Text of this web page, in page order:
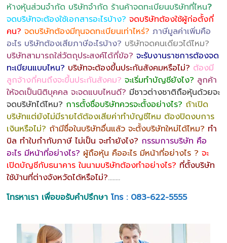
ห้างหุ้นส่วนจำกัด บริษัทจำกัด ร้านค้าจดทะเบียนบริษัทที่ไหน?
จดบริษัทจะต้องใช้เอกสารอะไรบ้าง? จดบริษัทต้องใช้ผู้ก่อตั้งกี่
คน? จดบริษัทต้องมีทุนจดทะเบียนเท่าไหร่? ภาษีมูลค่าเพิ่มคือ
อะไร บริษัทต้องเสียภาษีอะไรบ้าง? บริษัทจดคนเดียวได้ไหม?
บริษัทสามารถใส่วัตถุประสงค์ได้กี่ข้อ? จะรับงานราชการต้องจด
ทะเบียนแบบไหน? บริษัทจะต้องขึ้นประกันสังคมหรือไม่? ต้องมี
ลูกจ้างกี่คนถึงจะขึ้นประกันสังคม? จะเริ่มทำบัญชียังไง? ลูกค้า
ให้จดเป็นนิติบุคคล จะจดแบบไหนดี? มีชาวต่างชาติถือหุ้นด้วยจะ
จดบริษัทได้ไหม? การตั้งชื่อบริษัทควรจะตั้งอย่างไร? ถ้าเปิด
บริษัทแต่ยังไม่มีรายได้ต้องเสียค่าทำบัญชีไหม ต้องปิดงบการ
เงินหรือไม่? ถ้ามีชื่อในบริษัทอื่นแล้ว จะตั้งบริษัทใหม่ได้ไหม? ทำ
บิล ทำใบกำกับภาษี ไม่เป็น จะทำยังไง? กรรมการบริษัท คือ
อะไร มีหน้าที่อย่างไร? ผู้ถือหุ้น คืออะไร มีหน้าที่อย่างไร ? จะ
เปิดบัญชีกับธนาคาร ในนามบริษัทต้องทำอย่างไร? ที่ตั้งบริษัท
ใช้บ้านที่ต่างจังหวัดได้หรือไม่?……..
โทรหาเรา เพื่อขอรับคำปรึกษา โทร : 083-622-5555